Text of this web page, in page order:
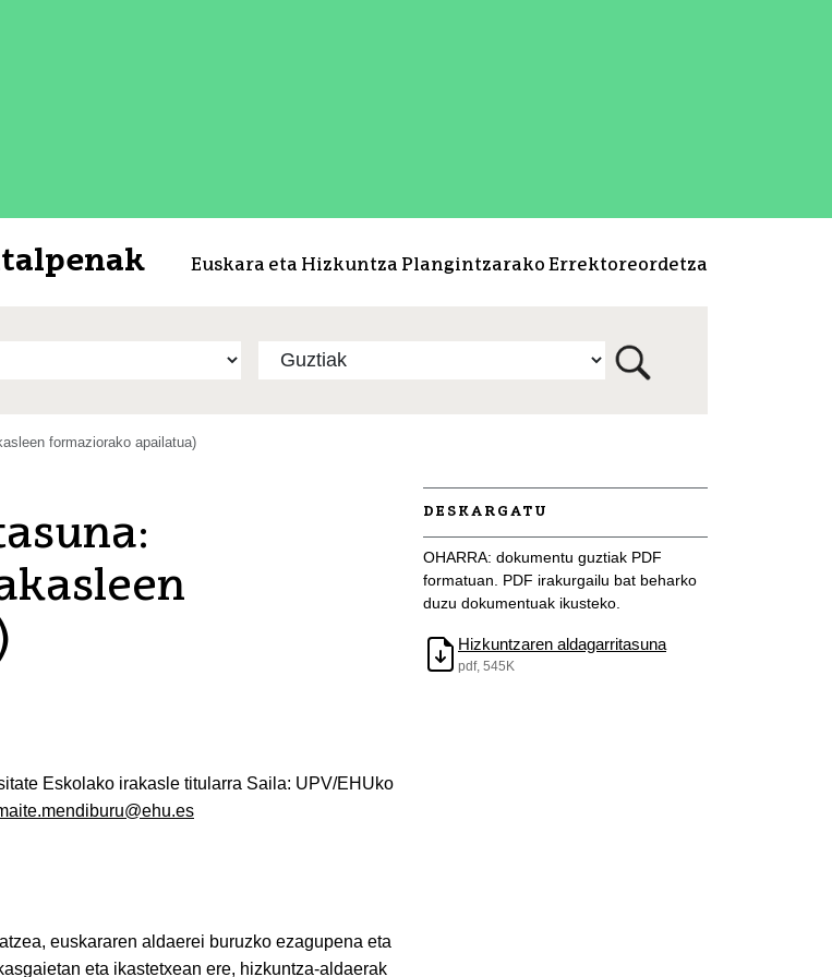
Euskara eta Hizkuntza Plangintzarako Errektoreordetza
formaziorako apailatua)
Eskolako irakasle titularra Saila: UPV/EHUko
euskararen aldaerei buruzko ezagupena eta
eta ikastetxean ere, hizkuntza-aldaerak
DESKARGATU
OHARRA: dokumentu guztiak PDF
formatuan. PDF irakurgailu bat beharko
duzu dokumentuak ikusteko.
Hizkuntzaren aldagarritasuna
pdf, 545K